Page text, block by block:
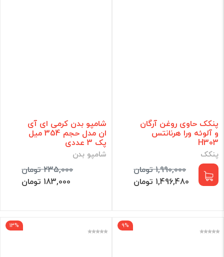
پنکک حاوی روغن آرگان
و آلوئه ورا هرنانتس
H303
پنکک
1,990,000 تومان
1,496,480 تومان
شامپو بدن کرمی ای آی
ان مدل حجم 354 میل
پک 3 عددی
شامپو بدن
235,000 تومان
183,000 تومان
9%
13%